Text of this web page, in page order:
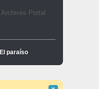
El paraíso